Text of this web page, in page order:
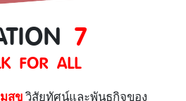
7
FOR ALL
สุข วิสัยทัศน์และพันธกิจของ